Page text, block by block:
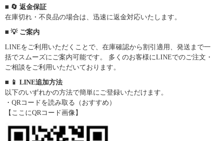
■ 🔄 返金保証
在庫切れ・不良品の場合は、迅速に返金対応いたします。
■ 💡 ご案内
LINEをご利用いただくことで、在庫確認から割引適用、発送まで一
括でスムーズにご案内可能です。 多くのお客様にLINEでのご注文・
ご相談をご利用いただいております。
■ 📱 LINE追加方法
以下のいずれかの方法で簡単にご登録いただけます。
・QRコードを読み取る（おすすめ）
【ここにQRコード画像】